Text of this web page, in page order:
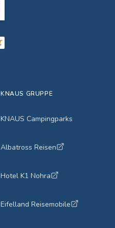
KNAUS GRUPPE
KNAUS Campingparks
Albatross Reisen
Hotel K1 Nohra
Eifelland Reisemobile